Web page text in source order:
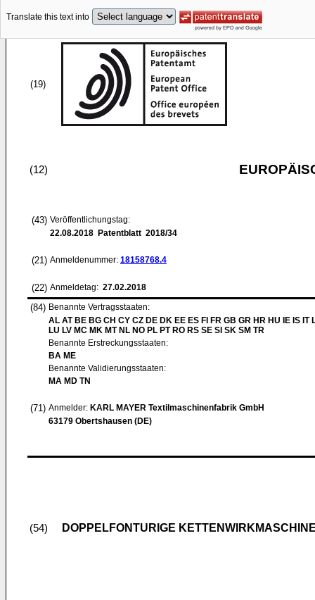
Translate this text into
(19)
(12)
(43) Veröffentlichungstag:
22.08.2018 Patentblatt 2018/34
(21) Anmeldenummer: 18158768.4
(22) Anmeldetag: 27.02.2018
(84) Benannte Vertragsstaaten:
AL AT BE BG CH CY CZ DE DK EE ES FI FR GB GR HR HU IE IS IT
LU LV MC MK MT NL NO PL PT RO RS SE SI SK SM TR
Benannte Erstreckungsstaaten:
BA ME
Benannte Validierungsstaaten:
MA MD TN
(71) Anmelder: KARL MAYER Textilmaschinenfabrik GmbH
63179 Obertshausen (DE)
(54) DOPPELFONTURIGE